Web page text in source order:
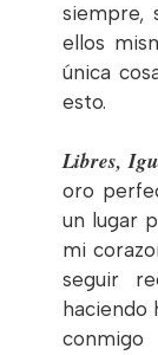
siempre,
ellos
única
esto.
Libres,
oro
un lugar
mi
seguir
haciendo